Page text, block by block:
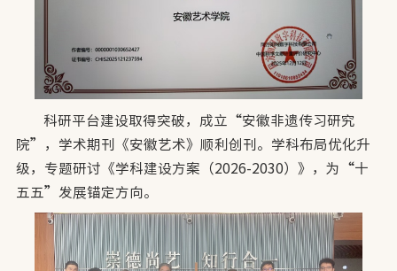
科研平台建设取得突破，成立“安徽非遗传习研究
院”，学术期刊《安徽艺术》顺利创刊。学科布局优化升
级，专题研讨《学科建设方案（2026-2030）》，为“十
五五”发展锚定方向。